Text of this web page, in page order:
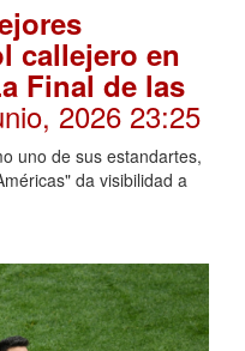
callejero en
Final de las
2026 23:25
uno de sus estandartes,
da visibilidad a